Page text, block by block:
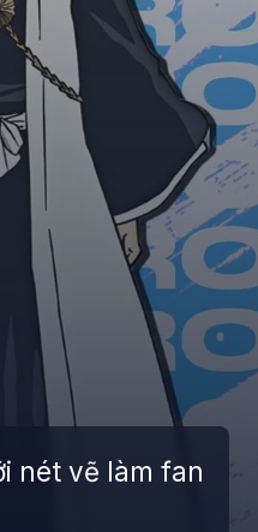
nét vẽ làm fan